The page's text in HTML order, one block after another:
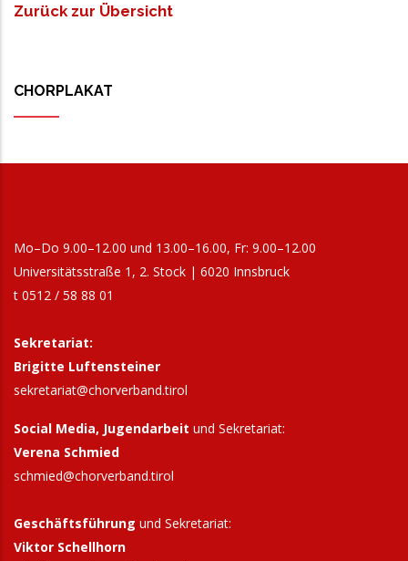
Zurück zur Übersicht
CHORPLAKAT
Mo–Do 9.00–12.00 und 13.00–16.00, Fr: 9.00–12.00
Universitätsstraße 1, 2. Stock | 6020 Innsbruck
t 0512 / 58 88 01
Sekretariat:
Brigitte Luftensteiner
sekretariat@chorverband.tirol
Social Media, Jugendarbeit und Sekretariat:
Verena Schmied
schmied@chorverband.tirol
Geschäftsführung und Sekretariat:
Viktor Schellhorn